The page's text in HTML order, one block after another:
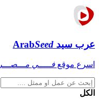
عرب سيد ArabSeed
اسرع موقع فـــــي مـــصـــر
الكل